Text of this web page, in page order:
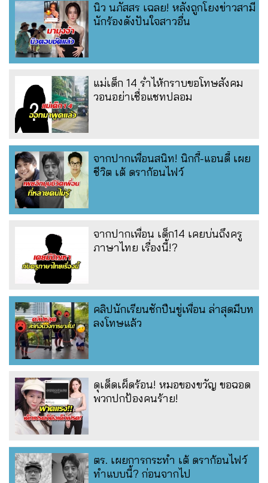
นิว นภัสสร เฉลย! หลังถูกโยงข่าวสามี
นักร้องดังปันใจสาวอื่น
แม่เด็ก 14 ร่ำไห้กราบขอโทษสังคม
วอนอย่าเชื่อแชทปลอม
จากปากเพื่อนสนิท! นิกกี้-แอนดี้ เผย
ชีวิต เต้ ดราก้อนไฟว์
จากปากเพื่อน เด็ก14 เคยบ่นถึงครู
ภาษาไทย เรื่องนี้!?
คลิปนักเรียนชักปืนขู่เพื่อน ล่าสุดมีบท
ลงโทษแล้ว
ดุเด็ดเผ็ดร้อน! หมอของขวัญ ขอฉอด
พวกปกป้องคนร้าย!
ตร. เผยการกระทำ เต้ ดราก้อนไฟว์
ทำแบบนี้? ก่อนจากไป